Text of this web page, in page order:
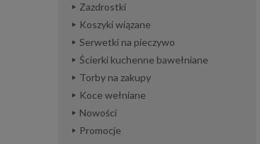
Zazdrostki
Koszyki wiązane
Serwetki na pieczywo
Ścierki kuchenne bawełniane
Torby na zakupy
Koce wełniane
Nowości
Promocje